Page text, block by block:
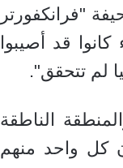
"فرانكفورتر
كانوا قد أصيبوا
لم تتحقق".
الناطقة
كل واحد منهم